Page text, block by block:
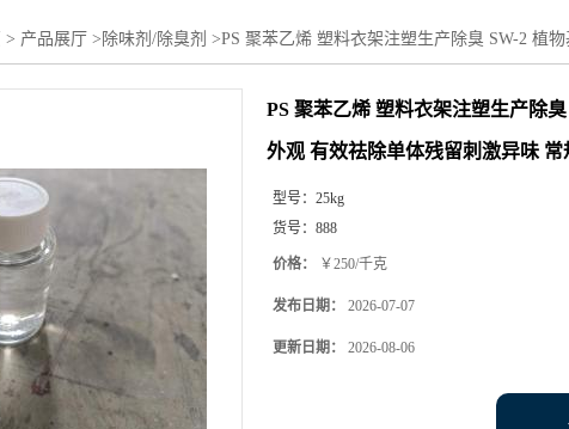
> 产品展厅 > 除味剂/除臭剂 >PS 聚苯乙烯 塑料衣架注塑生产除臭 SW-2 植
PS 聚苯乙烯 塑料衣架注塑生产除
外观 有效祛除单体残留刺激异味
型号： 25kg
货号： 888
价格： ￥250/千克
发布日期： 2026-07-07
更新日期： 2026-08-06